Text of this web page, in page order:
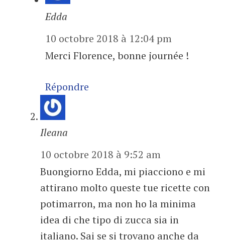
Edda
10 octobre 2018 à 12:04 pm
Merci Florence, bonne journée !
Répondre
Ileana
10 octobre 2018 à 9:52 am
Buongiorno Edda, mi piacciono e mi
attirano molto queste tue ricette con
potimarron, ma non ho la minima
idea di che tipo di zucca sia in
italiano. Sai se si trovano anche da